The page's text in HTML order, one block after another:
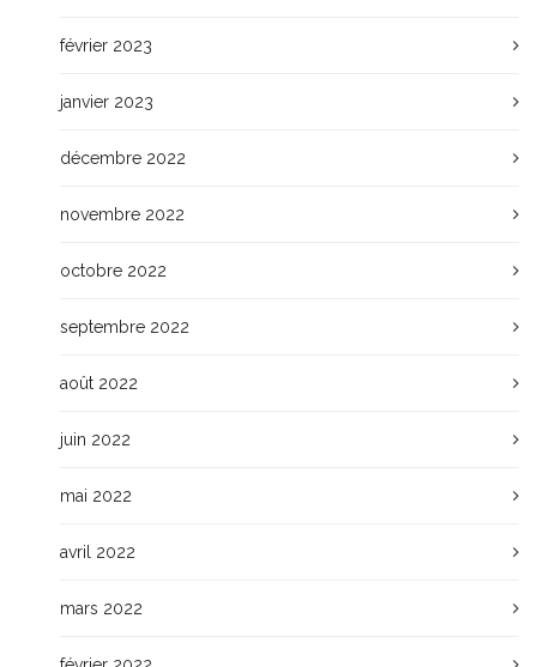
février 2023
janvier 2023
décembre 2022
novembre 2022
octobre 2022
septembre 2022
août 2022
juin 2022
mai 2022
avril 2022
mars 2022